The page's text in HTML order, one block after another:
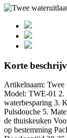
Korte
Artikelnaam: Twee
Model: TWE-01 2.
waterbesparing 3.
Pulsdouche 5.
de thuiskeuken
op bestemming